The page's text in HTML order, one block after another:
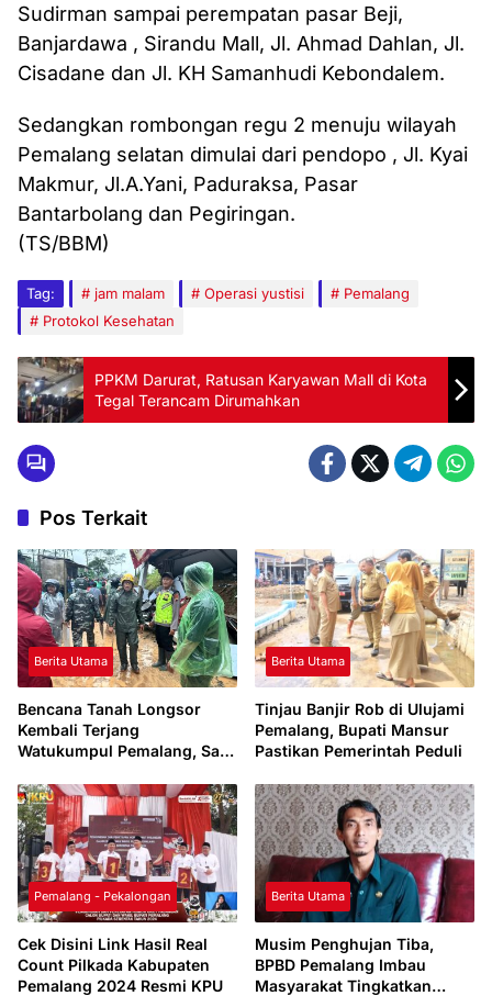
Sudirman sampai perempatan pasar Beji,
Banjardawa , Sirandu Mall, Jl. Ahmad Dahlan, Jl.
Cisadane dan Jl. KH Samanhudi Kebondalem.
Sedangkan rombongan regu 2 menuju wilayah
Pemalang selatan dimulai dari pendopo , Jl. Kyai
Makmur, Jl.A.Yani, Paduraksa, Pasar
Bantarbolang dan Pegiringan.
(TS/BBM)
Tag: jam malam Operasi yustisi
Pemalang
Protokol Kesehatan
PPKM Darurat, Ratusan Karyawan Mall di Kota
Tegal Terancam Dirumahkan
Pos Terkait
Berita Utama
Bencana Tanah Longsor
Kembali Terjang
Watukumpul Pemalang, Satu
Berita Utama
Tinjau Banjir Rob di Ulujami
Pemalang, Bupati Mansur
Pastikan Pemerintah Peduli
Pemalang - Pekalongan
Cek Disini Link Hasil Real
Count Pilkada Kabupaten
Pemalang 2024 Resmi KPU
Berita Utama
Musim Penghujan Tiba,
BPBD Pemalang Imbau
Masyarakat Tingkatkan